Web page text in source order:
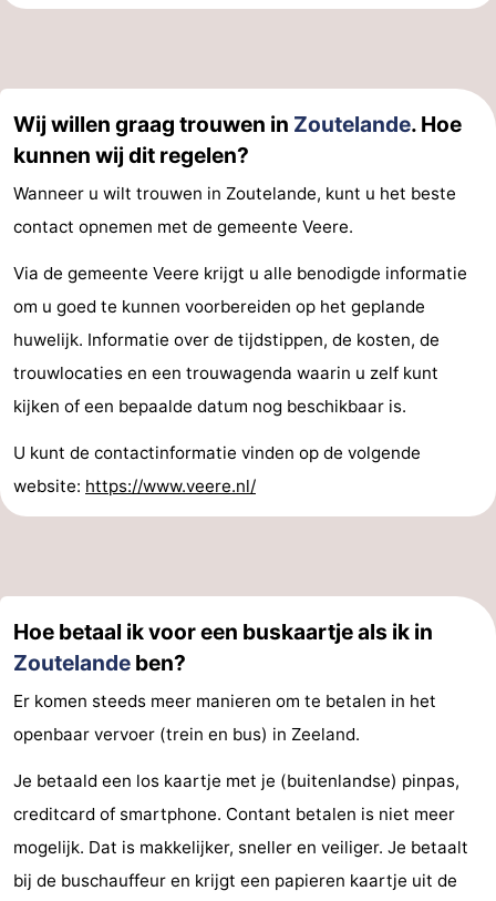
Wij willen graag trouwen in Zoutelande. Hoe
kunnen wij dit regelen?
Wanneer u wilt trouwen in Zoutelande, kunt u het beste
contact opnemen met de gemeente Veere.
Via de gemeente Veere krijgt u alle benodigde informatie
om u goed te kunnen voorbereiden op het geplande
huwelijk. Informatie over de tijdstippen, de kosten, de
trouwlocaties en een trouwagenda waarin u zelf kunt
kijken of een bepaalde datum nog beschikbaar is.
U kunt de contactinformatie vinden op de volgende
website: https://www.veere.nl/
Hoe betaal ik voor een buskaartje als ik in
Zoutelande ben?
Er komen steeds meer manieren om te betalen in het
openbaar vervoer (trein en bus) in Zeeland.
Je betaald een los kaartje met je (buitenlandse) pinpas,
creditcard of smartphone. Contant betalen is niet meer
mogelijk. Dat is makkelijker, sneller en veiliger. Je betaalt
bij de buschauffeur en krijgt een papieren kaartje uit de